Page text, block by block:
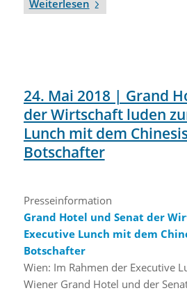
Weiterlesen
24. Mai 2018 | Grand
der Wirtschaft luden
Lunch mit dem
Botschafter
Presseinformation
Grand Hotel und Senat der
Executive Lunch mit dem
Botschafter
Wien: Im Rahmen der Executive
Wiener Grand Hotel und der